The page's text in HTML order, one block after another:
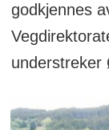
godkjennes
understreker